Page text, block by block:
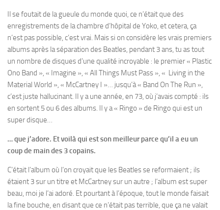
Il se foutait de la gueule du monde quoi, ce n’était que des
enregistrements de la chambre d’hôpital de Yoko, et cetera, ça
n’est pas possible, c’est vrai. Mais si on considère les vrais premiers
albums après la séparation des Beatles, pendant 3 ans, tu as tout
un nombre de disques d’une qualité incroyable : le premier « Plastic
Ono Band », « Imagine », « All Things Must Pass », « Living in the
Material World », « McCartney I »… jusqu’à « Band On The Run »,
c’est juste hallucinant. Il y a une année, en 73, où j’avais compté : ils
en sortent 5 ou 6 des albums. Il y a « Ringo » de Ringo qui est un
super disque…
… que j’adore. Et voilà qui est son meilleur parce qu’il a eu un
coup de main des 3 copains.
C’était l’album où l’on croyait que les Beatles se reformaient ; ils
étaient 3 sur un titre et McCartney sur un autre ; l’album est super
beau, moi je l’ai adoré. Et pourtant à l’époque, tout le monde faisait
la fine bouche, en disant que ce n’était pas terrible, que ça ne valait